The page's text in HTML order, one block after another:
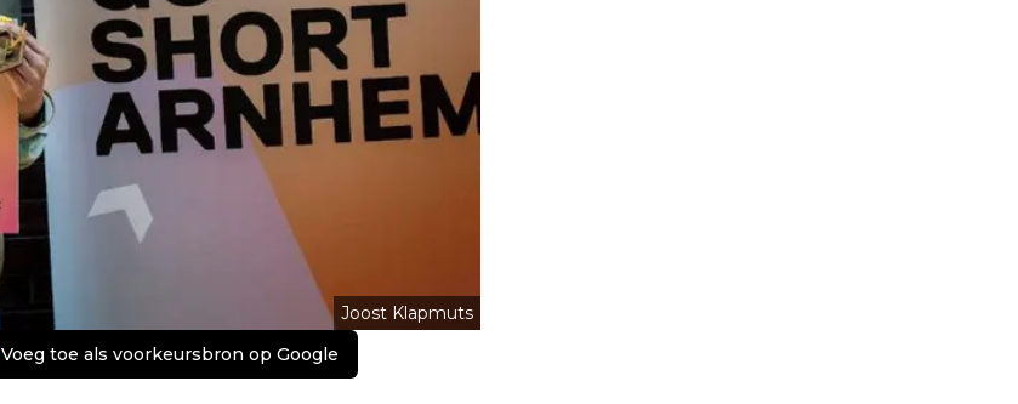
Joost Klapmuts
Voeg toe als voorkeursbron op Google